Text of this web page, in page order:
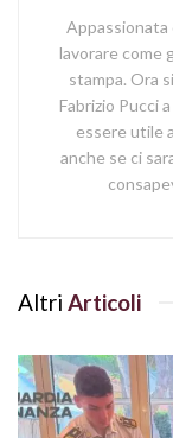
Appassionata
lavorare come
stampa. Ora
Fabrizio Pucci
essere utile
anche se ci
Altri Articoli